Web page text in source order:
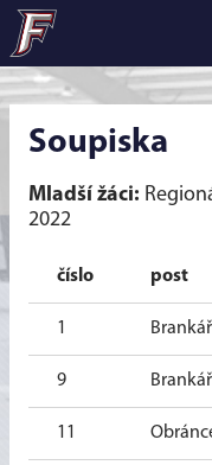
Soupiska
Mladší žáci:
2022
číslo post
1 Brankář
9 Brankář
11